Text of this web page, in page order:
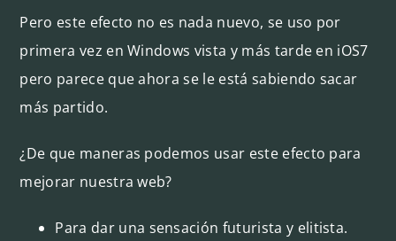
Pero este efecto no es nada nuevo, se uso por
primera vez en Windows vista y más tarde en iOS7
pero parece que ahora se le está sabiendo sacar
más partido.
¿De que maneras podemos usar este efecto para
mejorar nuestra web?
Para dar una sensación futurista y elitista.